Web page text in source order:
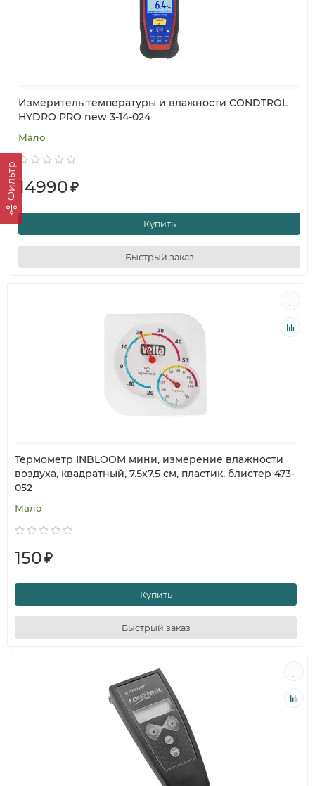
Фильтр
Измеритель температуры и влажности CONDTROL
HYDRO PRO new 3-14-024
Мало
14990₽
Купить
Быстрый заказ
Термометр INBLOOM мини, измерение влажности
воздуха, квадратный, 7.5x7.5 см, пластик, блистер 473-
052
Мало
150₽
Купить
Быстрый заказ